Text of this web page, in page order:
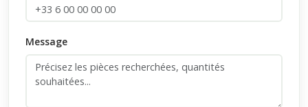
Message